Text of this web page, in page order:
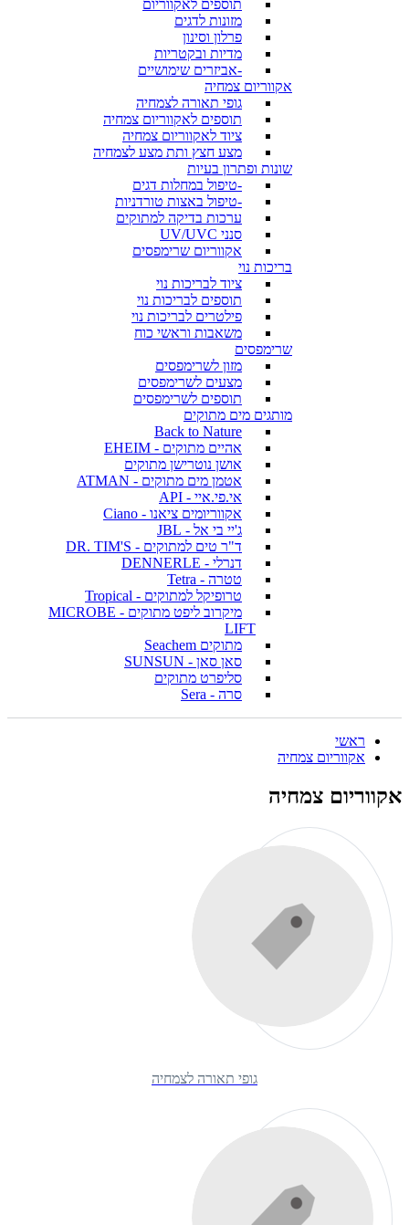
תוספים לאקווריום
מזונות לדגים
פרלון וסינון
מדיות ובקטריות
-אביזרים שימושיים
אקווריום צמחיה
גופי תאורה לצמחיה
תוספים לאקווריום צמחיה
ציוד לאקווריום צמחיה
מצע חצץ ותת מצע לצמחיה
שונות ופתרון בעיות
-טיפול במחלות דגים
-טיפול באצות טורדניות
ערכות בדיקה למתוקים
סנני UV/UVC
אקווריום שרימפסים
בריכות נוי
ציוד לבריכות נוי
תוספים לבריכות נוי
פילטרים לבריכות נוי
משאבות וראשי כוח
שרימפסים
מזון לשרימפסים
מצעים לשרימפסים
תוספים לשרימפסים
מותגים מים מתוקים
Back to Nature
אהיים מתוקים - EHEIM
אושן נוטרישן מתוקים
אטמן מים מתוקים - ATMAN
אי.פי.איי - API
אקווריומים ציאנו - Ciano
ג'יי בי אל - JBL
ד"ר טים למתוקים - DR. TIM'S
דנרלי - DENNERLE
טטרה - Tetra
טרופיקל למתוקים - Tropical
מיקרוב ליפט מתוקים - MICROBE
LIFT
מתוקים Seachem
סאן סאן - SUNSUN
סליפרט מתוקים
סרה - Sera
ראשי
אקווריום צמחיה
אקווריום צמחיה
גופי תאורה לצמחיה